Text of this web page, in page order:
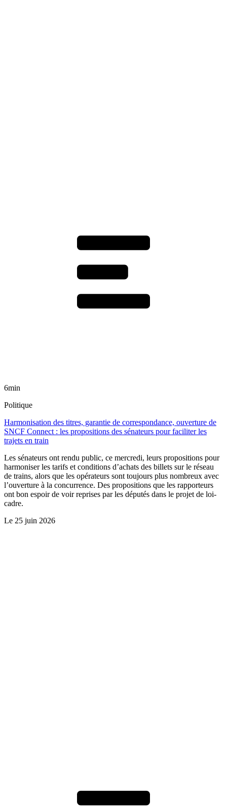
6min
Politique
Harmonisation des titres, garantie de correspondance, ouverture de
SNCF Connect : les propositions des sénateurs pour faciliter les
trajets en train
Les sénateurs ont rendu public, ce mercredi, leurs propositions pour
harmoniser les tarifs et conditions d’achats des billets sur le réseau
de trains, alors que les opérateurs sont toujours plus nombreux avec
l’ouverture à la concurrence. Des propositions que les rapporteurs
ont bon espoir de voir reprises par les députés dans le projet de loi-
cadre.
Le 25 juin 2026